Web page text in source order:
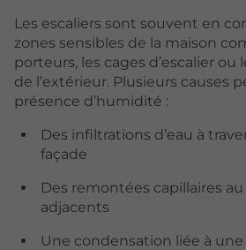
Les escaliers sont souvent en
zones sensibles de la maison
porteurs, les cages d’escalier ou
de l’extérieur. Plusieurs causes
présence d’humidité :
Des infiltrations d’eau à
façade
Des remontées capillaires
adjacents
Une condensation liée à